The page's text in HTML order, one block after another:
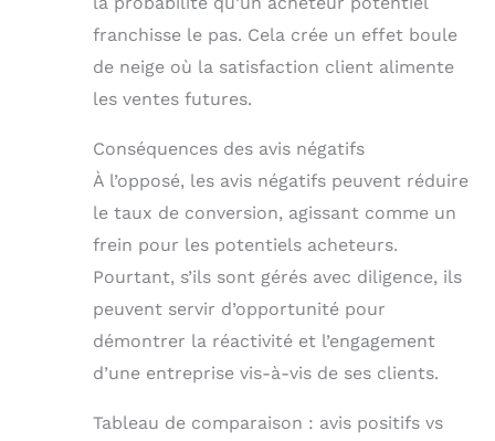
franchisse le pas. Cela crée un effet boule
de neige où la satisfaction client alimente
les ventes futures.
Conséquences des avis négatifs
À l’opposé, les avis négatifs peuvent réduire
le taux de conversion, agissant comme un
frein pour les potentiels acheteurs.
Pourtant, s’ils sont gérés avec diligence, ils
peuvent servir d’opportunité pour
démontrer la réactivité et l’engagement
d’une entreprise vis-à-vis de ses clients.
Tableau de comparaison : avis positifs vs